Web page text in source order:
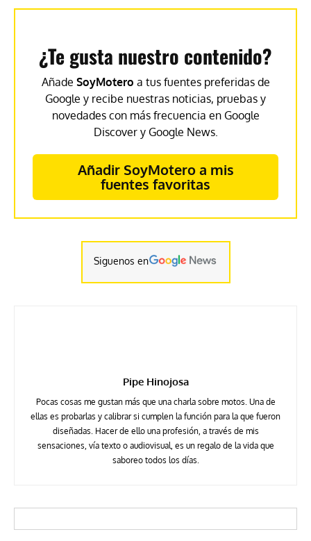
¿Te gusta nuestro contenido?
Añade SoyMotero a tus fuentes preferidas de
Google y recibe nuestras noticias, pruebas y
novedades con más frecuencia en Google
Discover y Google News.
Añadir SoyMotero a mis
fuentes favoritas
Siguenos en
Pipe Hinojosa
Pocas cosas me gustan más que una charla sobre motos. Una de
ellas es probarlas y calibrar si cumplen la función para la que fueron
diseñadas. Hacer de ello una profesión, a través de mis
sensaciones, vía texto o audiovisual, es un regalo de la vida que
saboreo todos los días.